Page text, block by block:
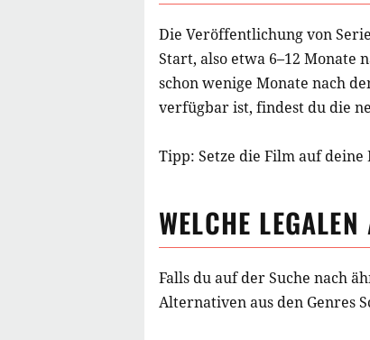
Die Veröffentlichung von
Start, also etwa 6–12
schon wenige Monate nach
verfügbar ist, findest du die
Tipp: Setze die Filmauf deine
WELCHE
Falls du auf der Suche nach
Alternativen aus den Genres